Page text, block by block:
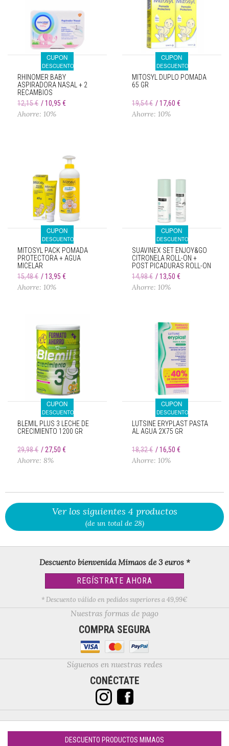
CUPON
DESCUENTO
RHINOMER BABY
ASPIRADORA NASAL + 2
RECAMBIOS
12,15 €
10,95 €
Ahorre: 10%
CUPON
DESCUENTO
MITOSYL DUPLO POMADA
65 GR
19,54 € 17,60 €
Ahorre: 10%
CUPON
DESCUENTO
MITOSYL PACK POMADA
PROTECTORA + AGUA
MICELAR
15,48 €
13,95 €
Ahorre: 10%
CUPON
DESCUENTO
SUAVINEX SET ENJOY&GO
CITRONELA ROLL-ON +
POST PICADURAS ROLL-ON
14,98 €
13,50 €
Ahorre: 10%
CUPON
DESCUENTO
BLEMIL PLUS 3 LECHE DE
CRECIMIENTO 1200 GR
29,98 € 27,50 €
Ahorre: 8%
CUPON
DESCUENTO
LUTSINE ERYPLAST PASTA
AL AGUA 2X75 GR
18,32 € 16,50 €
Ahorre: 10%
Ver los siguientes 4 productos
(de un total de 28)
Descuento bienvenida Mimaos de 3 euros *
REGÍSTRATE AHORA
* Descuento válido en pedidos superiores a 49,99€
Nuestras formas de pago
COMPRA SEGURA
Síguenos en nuestras redes
CONÉCTATE
DESCUENTO PRODUCTOS MIMAOS